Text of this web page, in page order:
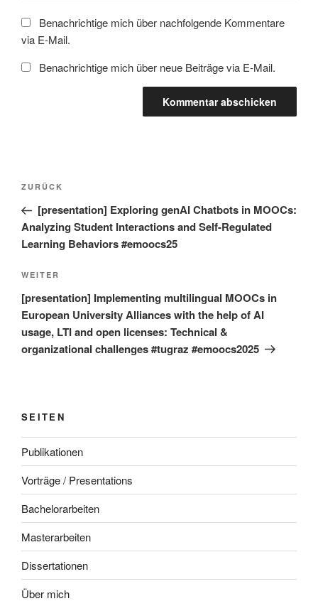
Benachrichtige mich über nachfolgende Kommentare
via E-Mail.
Benachrichtige mich über neue Beiträge via E-Mail.
Beitragsnavigation
Vorheriger
Beitrag
ZURÜCK
[presentation] Exploring genAI Chatbots in MOOCs:
Analyzing Student Interactions and Self-Regulated
Learning Behaviors #emoocs25
Nächster
Beitrag
WEITER
[presentation] Implementing multilingual MOOCs in
European University Alliances with the help of AI
usage, LTI and open licenses: Technical &
organizational challenges #tugraz #emoocs2025
SEITEN
Publikationen
Vorträge / Presentations
Bachelorarbeiten
Masterarbeiten
Dissertationen
Über mich